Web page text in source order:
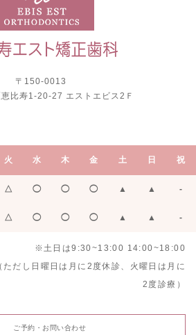
〒150-0013
比寿1-20-27 エストエビス2Ｆ
火 水 木 金 土 日 祝
△ ◯ ◯ ◯ ▲ ▲ -
△ ◯ ◯ ◯ ▲ ▲ -
※土日は9:30~13:00 14:00~18:00
だし日曜日は月に2度休診、火曜日は月に
2度診療）
ご予約・お問い合わせ